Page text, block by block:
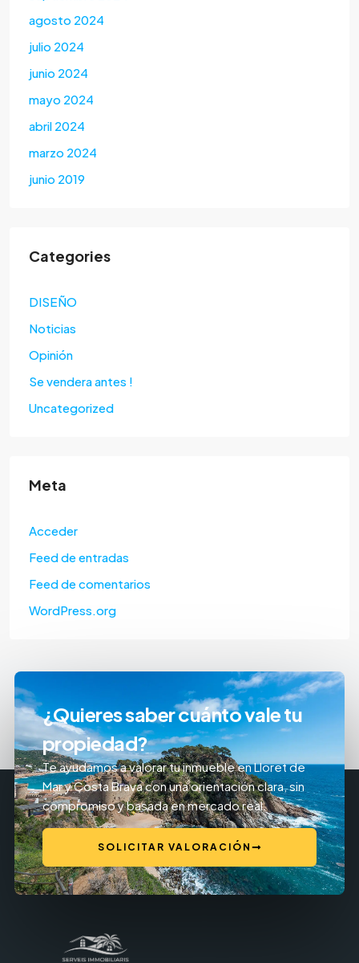
agosto 2024
julio 2024
junio 2024
mayo 2024
abril 2024
marzo 2024
junio 2019
Categories
DISEÑO
Noticias
Opinión
Se vendera antes !
Uncategorized
Meta
Acceder
Feed de entradas
Feed de comentarios
WordPress.org
¿Quieres saber cuánto vale tu
propiedad?
Te ayudamos a valorar tu inmueble en Lloret de
Mar y Costa Brava con una orientación clara, sin
compromiso y basada en mercado real.
SOLICITAR VALORACIÓN